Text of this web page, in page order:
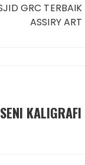
GRC TERBAIK
ASSIRY ART
SENI KALIGRAFI